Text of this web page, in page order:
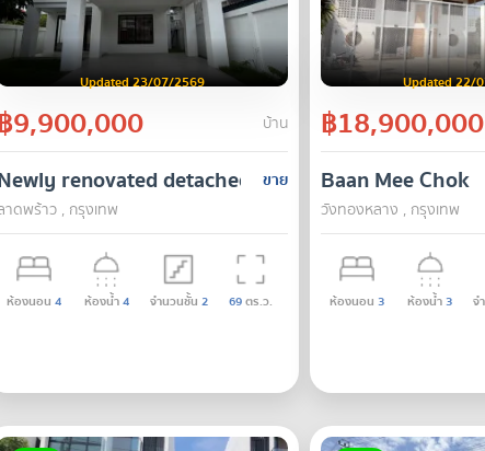
Updated 23/07/2569
9,900,000 บ้าน
ขาย
renovated detached house in the heart of
าดพร้าว , กรุงเทพ
ห้องนอน 4 ห้องน้ำ4 จำนวนชั้น 2 69ตร.ว.
Updated 22/
฿18,900,000
Baan Mee Chok
วังทองหลาง , กรุงเทพ
ห้องนอน 3 ห้องน้ำ3 จ